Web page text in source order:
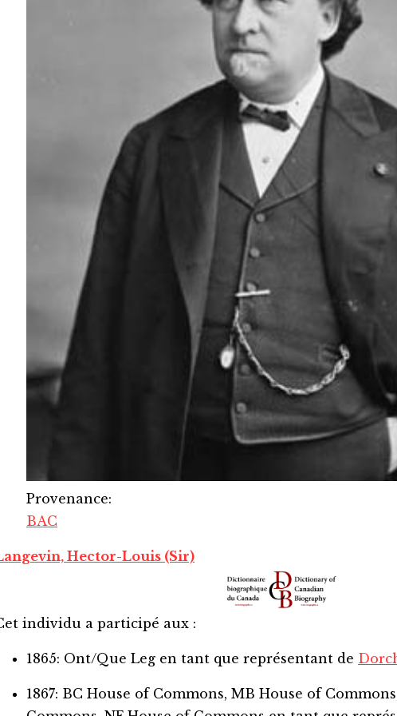
Provenance:
BAC
Hector-Louis (Sir)
individu a participé aux :
1865: Ont/Que Leg en tant que représentant de
1867: BC House of Commons, MB House of